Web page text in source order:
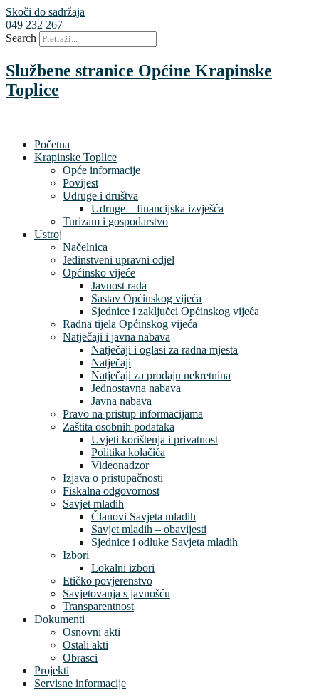
Skoči do sadržaja
049 232 267
Search
Službene stranice Općine Krapinske
Toplice
Početna
Krapinske Toplice
Opće informacije
Povijest
Udruge i društva
Udruge – financijska izvješća
Turizam i gospodarstvo
Ustroj
Načelnica
Jedinstveni upravni odjel
Općinsko vijeće
Javnost rada
Sastav Općinskog vijeća
Sjednice i zaključci Općinskog vijeća
Radna tijela Općinskog vijeća
Natječaji i javna nabava
Natječaji i oglasi za radna mjesta
Natječaji
Natječaji za prodaju nekretnina
Jednostavna nabava
Javna nabava
Pravo na pristup informacijama
Zaštita osobnih podataka
Uvjeti korištenja i privatnost
Politika kolačića
Videonadzor
Izjava o pristupačnosti
Fiskalna odgovornost
Savjet mladih
Članovi Savjeta mladih
Savjet mladih – obavijesti
Sjednice i odluke Savjeta mladih
Izbori
Lokalni izbori
Etičko povjerenstvo
Savjetovanja s javnošću
Transparentnost
Dokumenti
Osnovni akti
Ostali akti
Obrasci
Projekti
Servisne informacije